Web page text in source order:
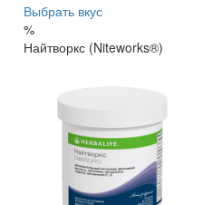
Выбрать вкус
%
Найтворкс (Niteworks®)